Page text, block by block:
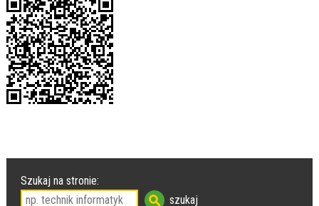
Szukaj na stronie: